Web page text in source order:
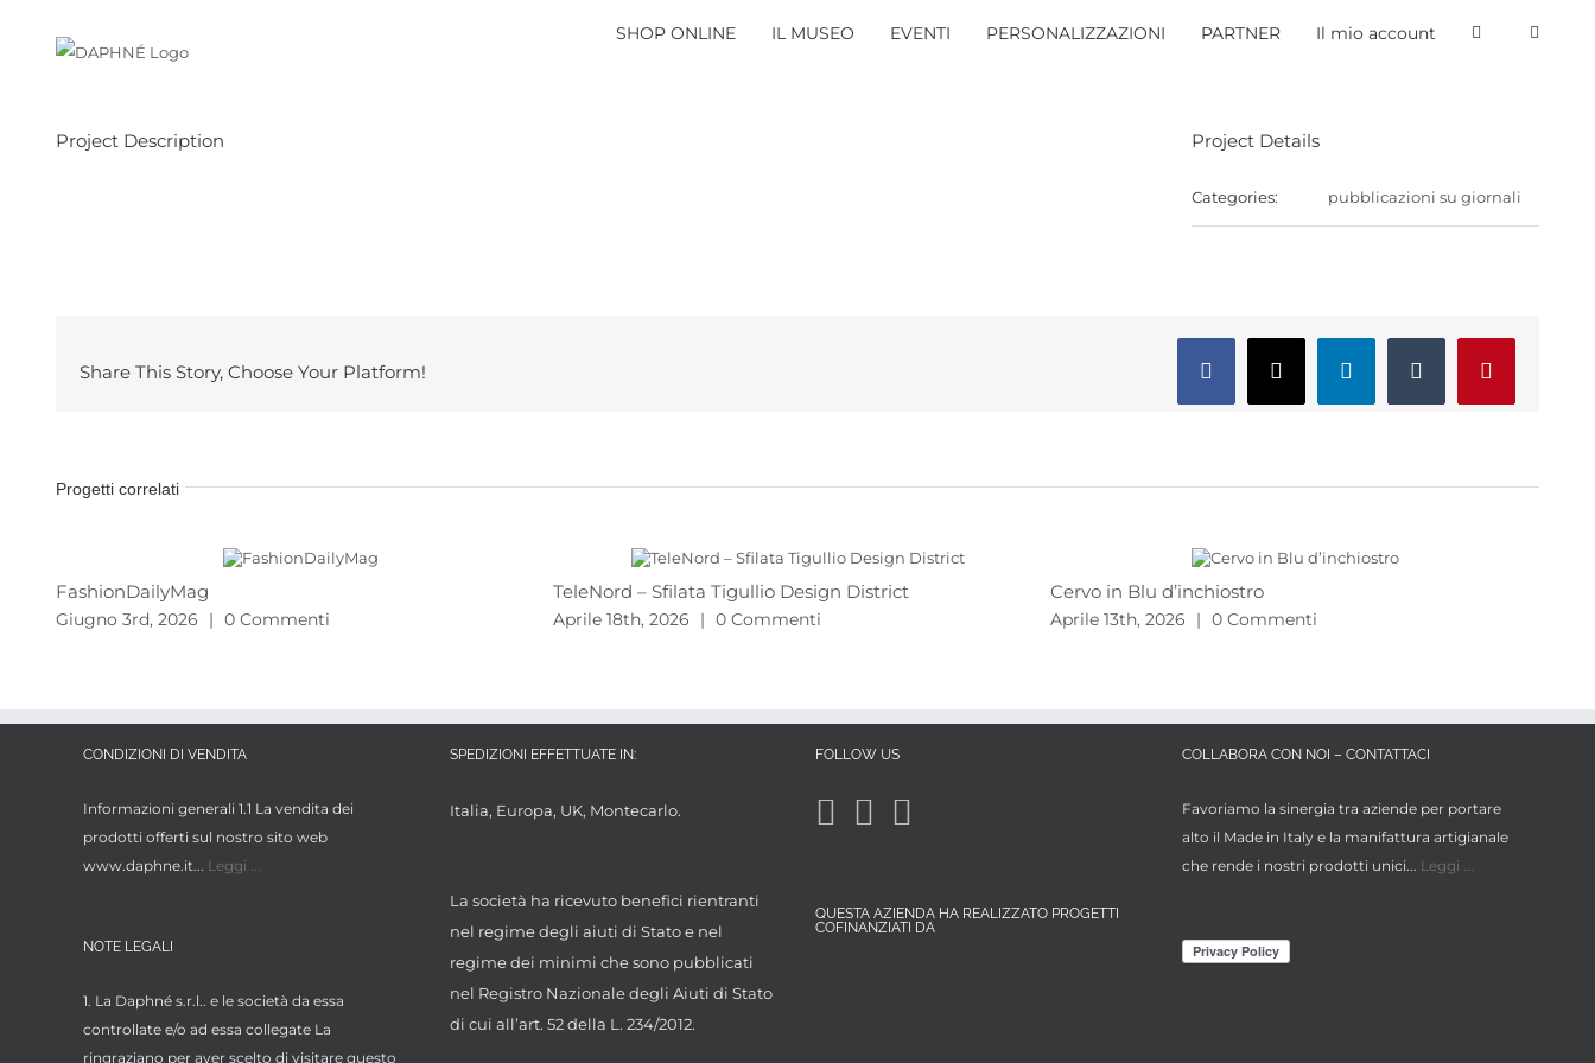
SHOP ONLINE IL MUSEO EVENTI PERSONALIZZAZIONI PARTNER Il mio account
Project Description Project Details
Categories: pubblicazioni su giornali
Share This Story, Choose Your Platform! Facebook
X LinkedInTumblr Pinterest
Progetti correlati
FashionDailyMag
Giugno 3rd, 2026 | 0 Commenti
TeleNord – Sfilata Tigullio Design District
Aprile 18th, 2026 | 0 Commenti
Cervo in Blu d’inchiostro
Aprile 13th, 2026 | 0 Commenti
CONDIZIONI DI VENDITA
Informazioni generali 1.1 La vendita dei
prodotti offerti sul nostro sito web
www.daphne.it... Leggi ...
NOTE LEGALI
1. La Daphné s.r.l.. e le società da essa
controllate e/o ad essa collegate La
ringraziano per aver scelto di visitare questo
SPEDIZIONI EFFETTUATE IN:
Italia, Europa, UK, Montecarlo.
La società ha ricevuto benefici rientranti
nel regime degli aiuti di Stato e nel
regime dei minimi che sono pubblicati
nel Registro Nazionale degli Aiuti di Stato
di cui all’art. 52 della L. 234/2012.
FOLLOW US
QUESTA AZIENDA HA REALIZZATO PROGETTI
COFINANZIATI DA
COLLABORA CON NOI – CONTATTACI
Favoriamo la sinergia tra aziende per portare
alto il Made in Italy e la manifattura artigianale
che rende i nostri prodotti unici... Leggi ...